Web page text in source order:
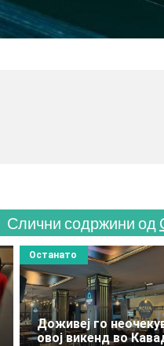
Слични содржини од
Доживеј го
овој викенд во
Останато